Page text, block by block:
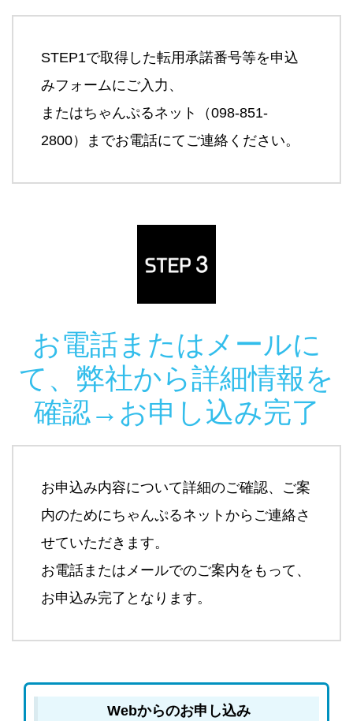
STEP1で取得した転用承諾番号等を申込
みフォームにご入力、
またはちゃんぷるネット（098-851-
2800）までお電話にてご連絡ください。
お電話またはメールに
て、弊社から詳細情報を
確認→お申し込み完了
お申込み内容について詳細のご確認、ご案
内のためにちゃんぷるネットからご連絡さ
せていただきます。
お電話またはメールでのご案内をもって、
お申込み完了となります。
Webからのお申し込み